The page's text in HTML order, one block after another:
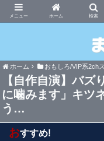
ホーム
まにゅそく
ホーム おもしろ/VIP系2ch
【自作自演】バズ
に噛みます」キツ
う…
おすすめ!